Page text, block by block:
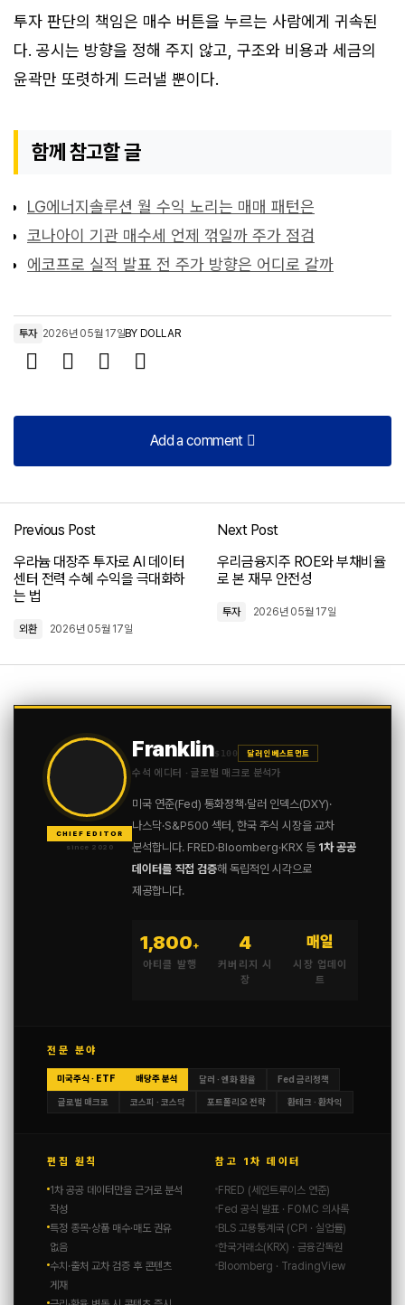
투자 판단의 책임은 매수 버튼을 누르는 사람에게 귀속된
다. 공시는 방향을 정해 주지 않고, 구조와 비용과 세금의
윤곽만 또렷하게 드러낼 뿐이다.
함께 참고할 글
LG에너지솔루션 월 수익 노리는 매매 패턴은
코나아이 기관 매수세 언제 꺾일까 주가 점검
에코프로 실적 발표 전 주가 방향은 어디로 갈까
투자 2026년 05월 17일BY DOLLAR
Add a comment
Add a comment
Previous Post
우라늄 대장주 투자로 AI 데이터
센터 전력 수혜 수익을 극대화하
는 법
외환 2026년 05월 17일
Next Post
우리금융지주 ROE와 부채비율
로 본 재무 안전성
투자 2026년 05월 17일
CHIEF EDITOR
since 2020
Franklin$100 달러 인베스트먼트
수석 에디터 · 글로벌 매크로 분석가
미국 연준(Fed) 통화정책·달러 인덱스(DXY)·
나스닥·S&P500 섹터, 한국 주식 시장을 교차
분석합니다. FRED·Bloomberg·KRX 등 1차 공공
데이터를 직접 검증해 독립적인 시각으로
제공합니다.
1,800+
아티클 발행
4
커버리지 시
장
매일
시장 업데이
트
전문 분야
미국주식 · ETF 배당주 분석 달러 · 엔화 환율 Fed 금리정책
글로벌 매크로 코스피 · 코스닥 포트폴리오 전략 환테크 · 환차익
편집 원칙
1차 공공 데이터만을 근거로 분석
작성
특정 종목·상품 매수·매도 권유
없음
수치·출처 교차 검증 후 콘텐츠
게재
참고 1차 데이터
FRED (세인트루이스 연준)
Fed 공식 발표 · FOMC 의사록
BLS 고용통계국 (CPI · 실업률)
한국거래소(KRX) · 금융감독원
Bloomberg · TradingView